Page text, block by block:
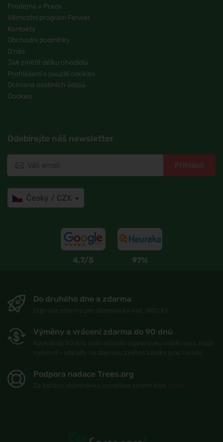
Prodejna v Praze
Věrnostní program Ferwer
Kontakty
Obchodní podmínky
O nás
Jak změřit délku chodidla
Prohlášení o použití cookies
Ochrana osobních údajů
Cookies
Odebírejte náš newsletter
Přihlásit
Česky / CZK
4,7/5 97%
Do druhého dne a zdarma
Výměny a vrácení zdarma do 90 dnů
Podpora nadace Trees.org